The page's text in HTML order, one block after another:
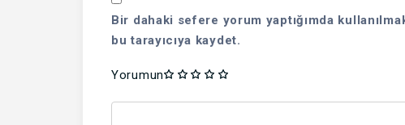
Bir dahaki sefere yorum yaptığımda
bu tarayıcıya kaydet.
Yorumun